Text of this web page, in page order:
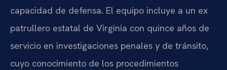
capacidad de defensa. El equipo incluye a un ex
patrullero estatal de Virginia con quince años de
servicio en investigaciones penales y de tránsito,
cuyo conocimiento de los procedimientos